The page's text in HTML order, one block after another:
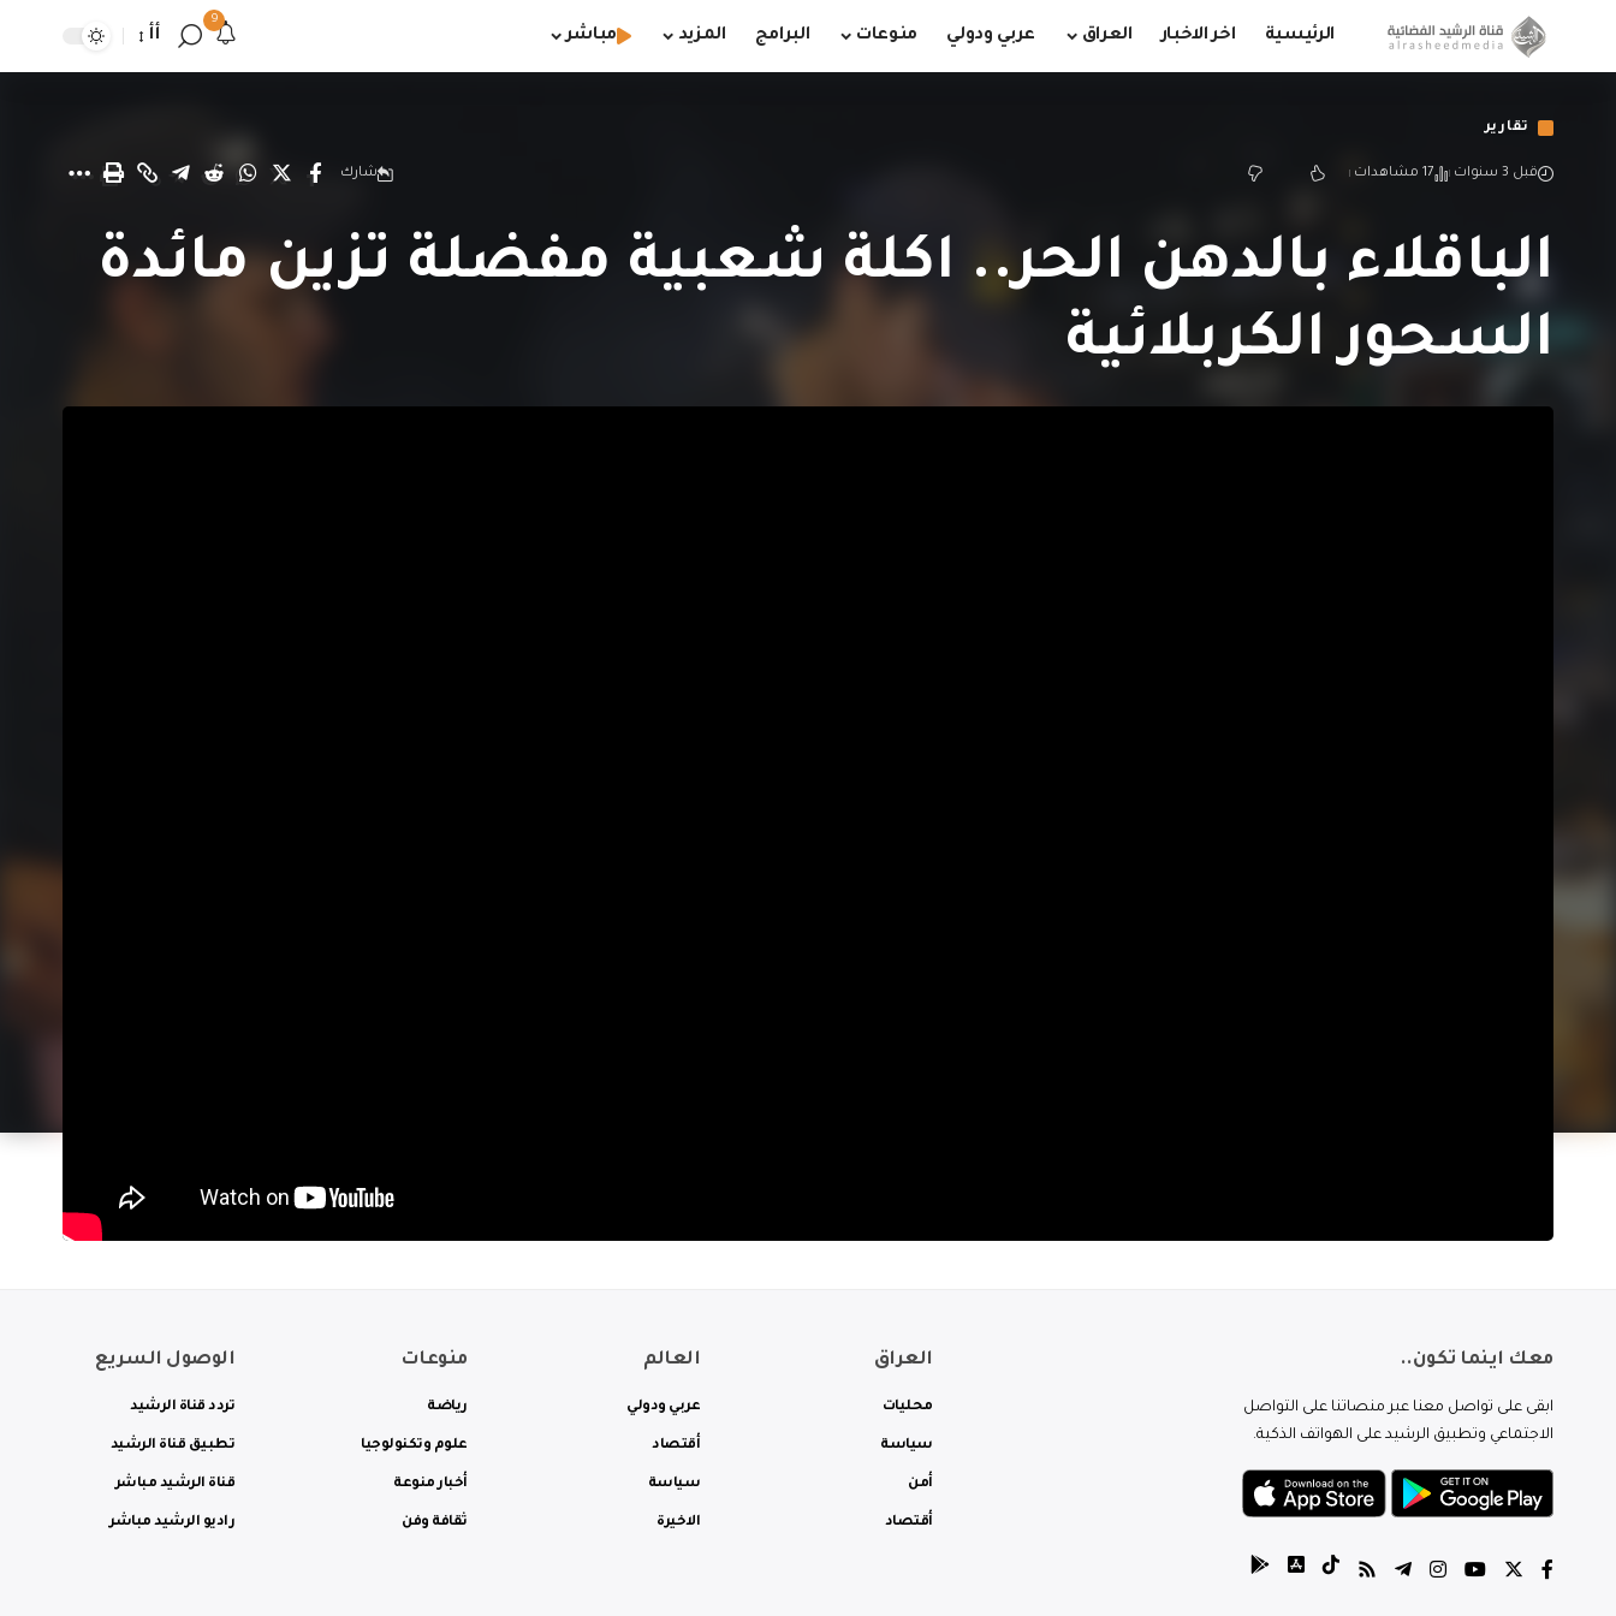
الرئيسية اخر الاخبار العراق عربي ودولي منوعات البرامج المزيد مباشر
9
أأ
تقارير
قبل 3 سنوات 17 مشاهدات شارك
الباقلاء بالدهن الحر.. اكلة شعبية مفضلة تزين مائدة
السحور الكربلائية
معك اينما تكون..
ابقى على تواصل معنا عبر منصاتنا على التواصل
الاجتماعي وتطبيق الرشيد على الهواتف الذكية.
العراق
محليات
سياسة
أمن
أقتصاد
العالم
عربي ودولي
أقتصاد
سياسة
الاخيرة
منوعات
رياضة
علوم وتكنولوجيا
أخبار منوعة
ثقافة وفن
الوصول السريع
تردد قناة الرشيد
تطبيق قناة الرشيد
قناة الرشيد مباشر
راديو الرشيد مباشر